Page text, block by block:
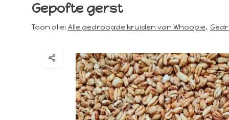
Gepofte gerst
Toon alle: Alle gedroogde kruiden van Whoopie,